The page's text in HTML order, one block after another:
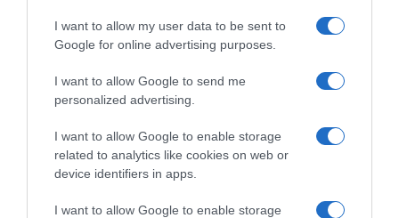
I want to allow my user data to be sent to
Google for online advertising purposes.
I want to allow Google to send me
personalized advertising.
I want to allow Google to enable storage
related to analytics like cookies on web or
device identifiers in apps.
I want to allow Google to enable storage
fogak
HASONLÓ BEJEGYZÉSEK